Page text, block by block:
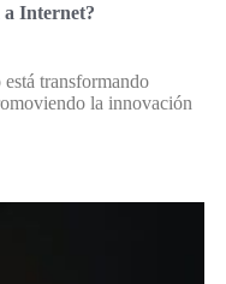
a Internet?
transformando
la innovación